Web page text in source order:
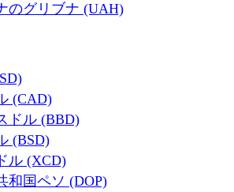
のグリブナ (UAH)
(CAD)
ドル (BBD)
(BSD)
ル (XCD)
和国ペソ (DOP)